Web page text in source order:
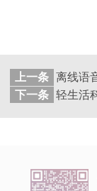
上一条
下一条